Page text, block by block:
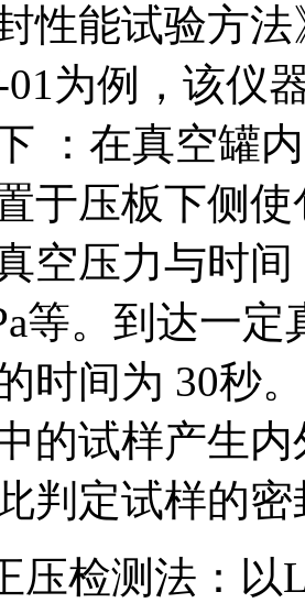
性能试验方
为例，该仪
：在真空罐
于压板下侧
空压力与时
等。到达一
时间为 30秒
的试样产生
判定试样的
测法：以